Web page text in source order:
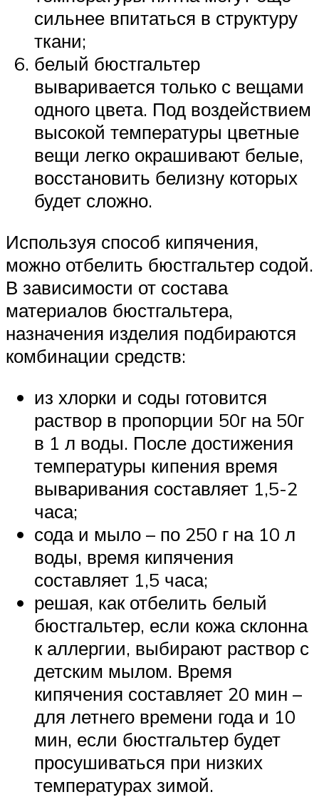
сильнее впитаться в структуру
ткани;
белый бюстгальтер
вываривается только с вещами
одного цвета. Под воздействием
высокой температуры цветные
вещи легко окрашивают белые,
восстановить белизну которых
будет сложно.
Используя способ кипячения,
можно отбелить бюстгальтер содой.
В зависимости от состава
материалов бюстгальтера,
назначения изделия подбираются
комбинации средств:
из хлорки и соды готовится
раствор в пропорции 50г на 50г
в 1 л воды. После достижения
температуры кипения время
вываривания составляет 1,5-2
часа;
сода и мыло – по 250 г на 10 л
воды, время кипячения
составляет 1,5 часа;
решая, как отбелить белый
бюстгальтер, если кожа склонна
к аллергии, выбирают раствор с
детским мылом. Время
кипячения составляет 20 мин –
для летнего времени года и 10
мин, если бюстгальтер будет
просушиваться при низких
температурах зимой.